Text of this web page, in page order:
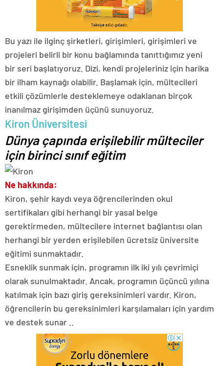
Bu yazı ile ilginç şirketleri, girişimleri, girişimleri ve
projeleri belirli bir konu bağlamında tanıttığımız yeni
bir seri başlatıyoruz. Dizi, kendi projeleriniz için harika
bir ilham kaynağı olabilir. Başlamak için, mültecileri
etkili çözümlerle desteklemeye odaklanan birçok
inanılmaz girişimden üçünü sunuyoruz.
Kiron Üniversitesi
Dünya çapında erişilebilir mülteciler
için birinci sınıf eğitim
Ne hakkında:
Kiron, şehir kaydı veya öğrencilerinden okul
sertifikaları gibi herhangi bir yasal belge
gerektirmeden, mültecilere internet bağlantısı olan
herhangi bir yerden erişilebilen ücretsiz üniversite
eğitimi sunmaktadır.
Esneklik sunmak için, programın ilk iki yılı çevrimiçi
olarak sunulmaktadır. Ancak, programın üçüncü yılına
katılmak için bazı giriş gereksinimleri vardır. Kiron,
öğrencilerin bu gereksinimleri karşılamaları için yardım
ve destek sunar ..